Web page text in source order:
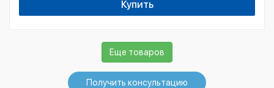
Купить
Еще товаров
Получить консультацию